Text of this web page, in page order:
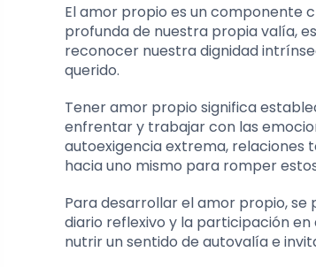
El amor propio es un componente
profunda de nuestra propia valía,
reconocer nuestra dignidad
querido.
Tener amor propio significa
enfrentar y trabajar con las
autoexigencia extrema, relaciones
hacia uno mismo para romper
Para desarrollar el amor propio,
diario reflexivo y la participación
nutrir un sentido de autovalía e